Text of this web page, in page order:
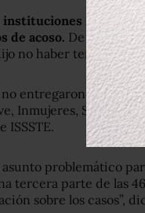
instituciones no
de acoso. De hecho,
no haber tenido
entregaron
Inmujeres, SCT,
ISSSTE.
asunto problemático
tercera parte de las
sobre los casos”,